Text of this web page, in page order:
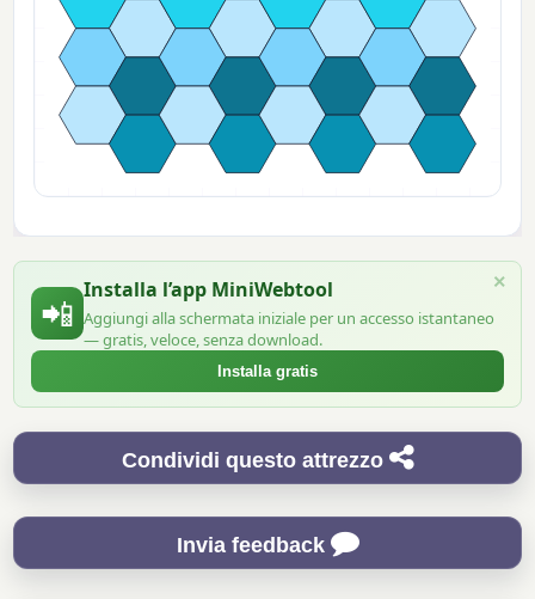
📲
Installa l’app MiniWebtool
Aggiungi alla schermata iniziale per un accesso istantaneo
— gratis, veloce, senza download.
Installa gratis
×
Condividi questo attrezzo
Invia feedback